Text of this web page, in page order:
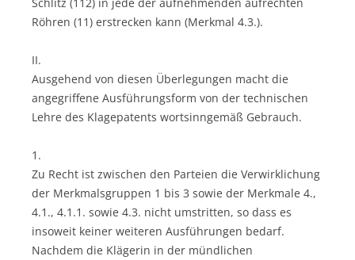
Röhren (11) erstrecken kann (Merkmal 4.3.).
II.
Ausgehend von diesen Überlegungen macht die
angegriffene Ausführungsform von der technischen
Lehre des Klagepatents wortsinngemäß Gebrauch.
1.
Zu Recht ist zwischen den Parteien die Verwirklichung
der Merkmalsgruppen 1 bis 3 sowie der Merkmale 4.,
4.1., 4.1.1. sowie 4.3. nicht umstritten, so dass es
insoweit keiner weiteren Ausführungen bedarf.
Nachdem die Klägerin in der mündlichen